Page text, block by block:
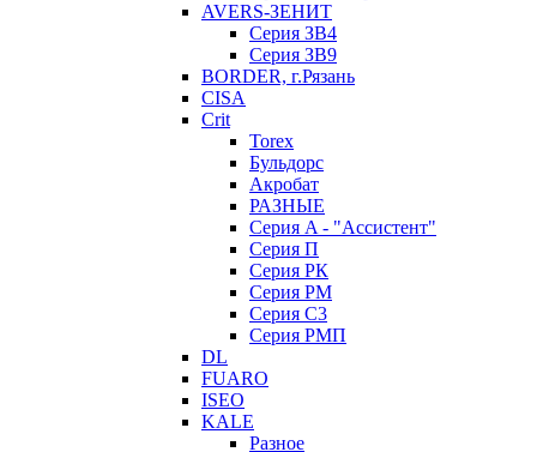
AVERS-ЗЕНИТ
Серия ЗВ4
Серия ЗВ9
BORDER, г.Рязань
CISA
Crit
Torex
Бульдорс
Акробат
РАЗНЫЕ
Серия A - "Ассистент"
Серия П
Серия РК
Серия РМ
Серия С3
Серия РМП
DL
FUARO
ISEO
KALE
Разное